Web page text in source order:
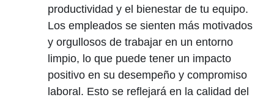
productividad y el bienestar de tu equipo.
Los empleados se sienten más motivados
y orgullosos de trabajar en un entorno
limpio, lo que puede tener un impacto
positivo en su desempeño y compromiso
laboral. Esto se reflejará en la calidad del